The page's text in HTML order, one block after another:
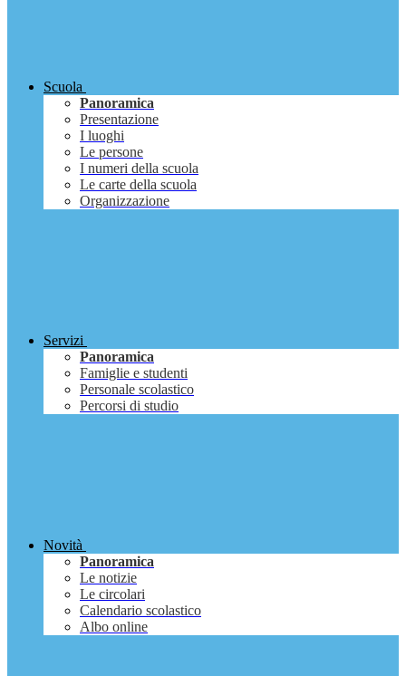
Scuola
Panoramica
Presentazione
I luoghi
Le persone
I numeri della scuola
Le carte della scuola
Organizzazione
Servizi
Panoramica
Famiglie e studenti
Personale scolastico
Percorsi di studio
Novità
Panoramica
Le notizie
Le circolari
Calendario scolastico
Albo online